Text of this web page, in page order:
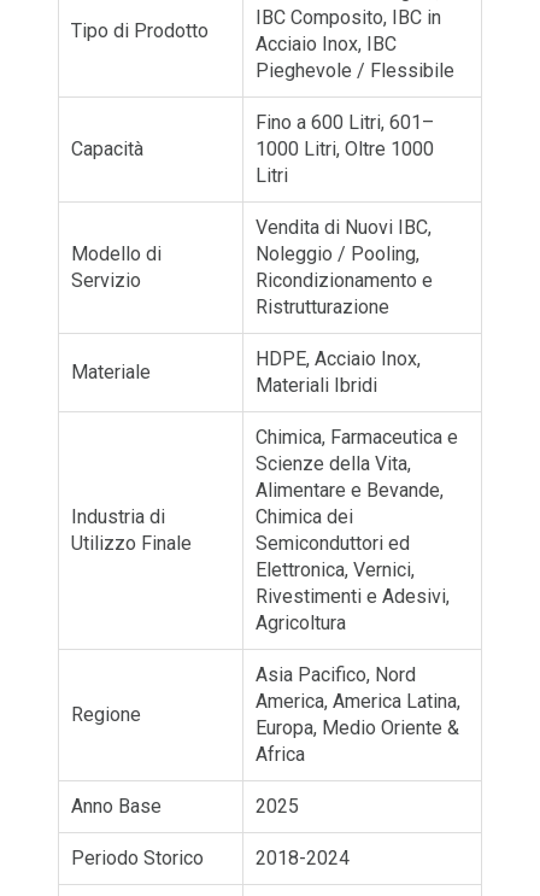
Tipo di Prodotto
IBC Composito, IBC in
Acciaio Inox, IBC
Pieghevole / Flessibile
Capacità
Fino a 600 Litri, 601–
1000 Litri, Oltre 1000
Litri
Modello di
Servizio
Vendita di Nuovi IBC,
Noleggio / Pooling,
Ricondizionamento e
Ristrutturazione
Materiale
HDPE, Acciaio Inox,
Materiali Ibridi
Industria di
Utilizzo Finale
Chimica, Farmaceutica e
Scienze della Vita,
Alimentare e Bevande,
Chimica dei
Semiconduttori ed
Elettronica, Vernici,
Rivestimenti e Adesivi,
Agricoltura
Regione
Asia Pacifico, Nord
America, America Latina,
Europa, Medio Oriente &
Africa
Anno Base 2025
Periodo Storico 2018-2024